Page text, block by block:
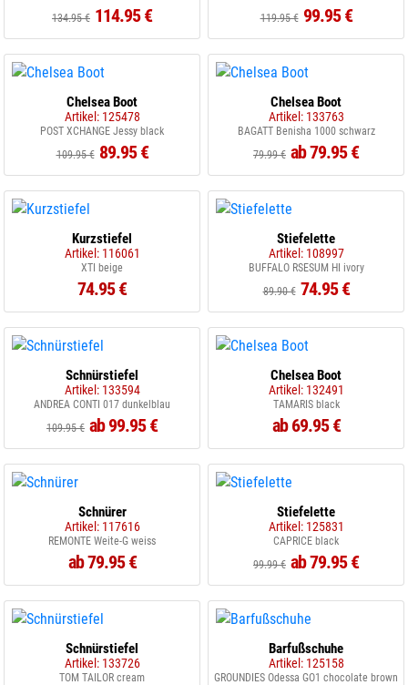
134.95 € 114.95 €
119.95 € 99.95 €
Chelsea Boot
Artikel: 125478
POST XCHANGE Jessy black
109.95 € 89.95 €
Chelsea Boot
Artikel: 133763
BAGATT Benisha 1000 schwarz
79.99 € ab 79.95 €
Kurzstiefel
Artikel: 116061
XTI beige
74.95 €
Stiefelette
Artikel: 108997
BUFFALO RSESUM HI ivory
89.90 € 74.95 €
Schnürstiefel
Artikel: 133594
ANDREA CONTI 017 dunkelblau
109.95 € ab 99.95 €
Chelsea Boot
Artikel: 132491
TAMARIS black
ab 69.95 €
Schnürer
Artikel: 117616
REMONTE Weite-G weiss
ab 79.95 €
Stiefelette
Artikel: 125831
CAPRICE black
99.99 € ab 79.95 €
Schnürstiefel
Artikel: 133726
TOM TAILOR cream
Barfußschuhe
Artikel: 125158
GROUNDIES Odessa GO1 chocolate brown